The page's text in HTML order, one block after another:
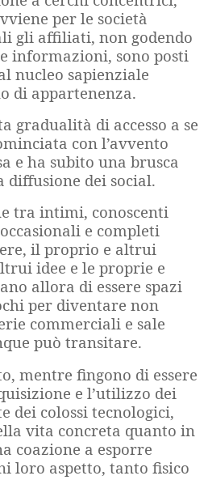
per le società
gli affiliati, non godendo
informazioni, sono posti
nucleo sapienziale
di appartenenza.
gradualità di accesso a se
con l’avvento
e ha subito una brusca
diffusione dei social.
tra intimi, conoscenti
e completi
il proprio e altrui
idee e le proprie e
allora di essere spazi
per diventare non
commerciali e sale
può transitare.
mentre fingono di essere
e l’utilizzo dei
dei colossi tecnologici,
vita concreta quanto in
coazione a esporre
loro aspetto, tanto fisico